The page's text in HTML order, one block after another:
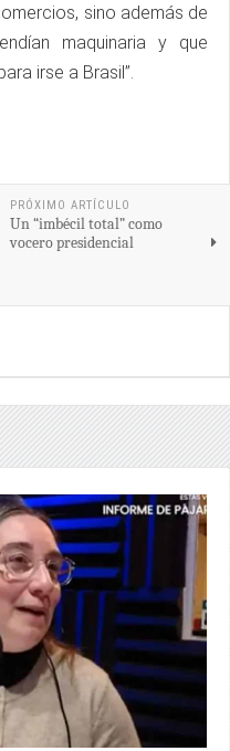
sino además de
maquinaria y que
irse a Brasil”.
PRÓXIMO ARTÍCULO
Un “imbécil total” como
vocero presidencial